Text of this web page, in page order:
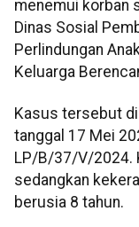
menemui korban
Dinas Sosial
Perlindungan
Keluarga
Kasus tersebut
tanggal 17 Mei
LP/B/37/V/2024.
sedangkan
berusia 8 tahun.